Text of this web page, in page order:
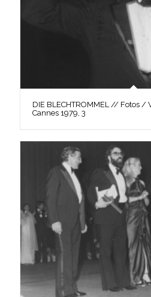
DIE BLECHTROMMEL // Fotos /
Cannes 1979, 3